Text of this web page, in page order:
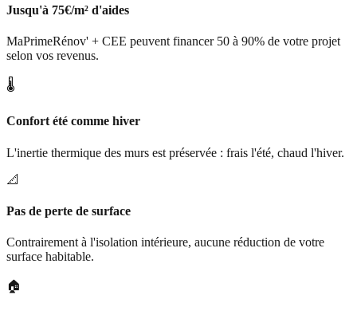
Jusqu'à 75€/m² d'aides
MaPrimeRénov' + CEE peuvent financer 50 à 90% de votre projet
selon vos revenus.
🌡️
Confort été comme hiver
L'inertie thermique des murs est préservée : frais l'été, chaud l'hiver.
📐
Pas de perte de surface
Contrairement à l'isolation intérieure, aucune réduction de votre
surface habitable.
🏠